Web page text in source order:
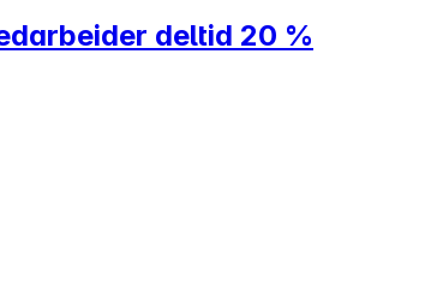
deltid 20 %